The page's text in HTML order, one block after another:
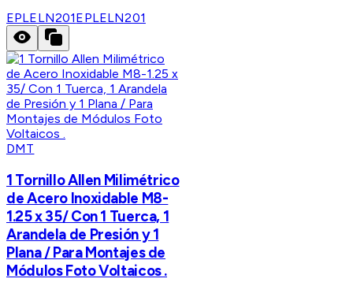
EPLELN201EPLELN201
DMT
1 Tornillo Allen Milimétrico
de Acero Inoxidable M8-
1.25 x 35/ Con 1 Tuerca, 1
Arandela de Presión y 1
Plana / Para Montajes de
Módulos Foto Voltaicos .